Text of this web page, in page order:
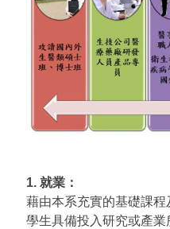
1. 就業：
藉由本系充實的基礎課
學生具備投入研究或產